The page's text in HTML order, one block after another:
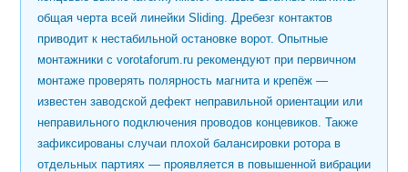
общая черта всей линейки Sliding. Дребезг контактов
приводит к нестабильной остановке ворот. Опытные
монтажники с vorotaforum.ru рекомендуют при первичном
монтаже проверять полярность магнита и крепёж —
известен заводской дефект неправильной ориентации или
неправильного подключения проводов концевиков. Также
зафиксированы случаи плохой балансировки ротора в
отдельных партиях — проявляется в повышенной вибрации